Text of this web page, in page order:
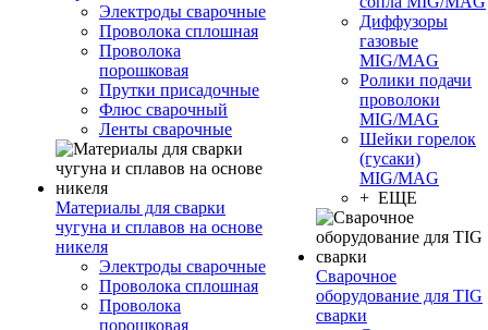
Электроды сварочные
Проволока сплошная
Проволока
порошковая
Прутки присадочные
Флюс сварочный
Ленты сварочные
Материалы для сварки
чугуна и сплавов на основе
никеля
Электроды сварочные
Проволока сплошная
Проволока
порошковая
Диффузоры
газовые
MIG/MAG
Ролики подачи
проволоки
MIG/MAG
Шейки горелок
(гусаки)
MIG/MAG
+ ЕЩЕ
Сварочное
оборудование для TIG
сварки